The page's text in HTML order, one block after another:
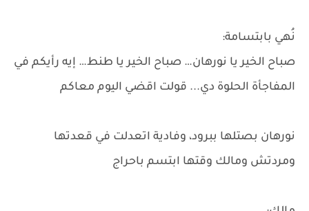
نُهي بابتسامة:
صباح الخير يا نورهان… صباح الخير يا طنط… إيه رأيكم في
المفاجأة الحلوة دي... قولت اقضي اليوم معاكم
نورهان بصتلها ببرود، وفادية اتعدلت في قعدتها
ومردتش ومالك وقتها ابتسم باحراج